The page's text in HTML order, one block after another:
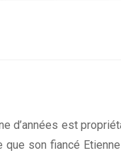
d’années est
son fiancé